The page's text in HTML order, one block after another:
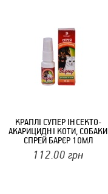
КРАПЛІ СУПЕР ІНСЕКТО-
АКАРИЦИДНІ КОТИ, СОБАКИ
СПРЕЙ БАРЄР 10МЛ
ТМПРОДУКТ
112.00 грн